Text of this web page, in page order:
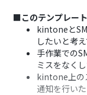
■このテンプレー
kintoneと
したいと考
手作業での
ミスをなく
kintone上の
通知を行い